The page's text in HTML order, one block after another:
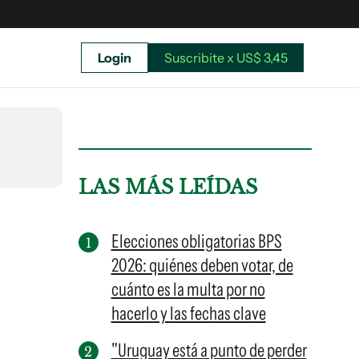
Suscribite x US$ 3,45
Login Suscribite x US$ 3,45
LAS MÁS LEÍDAS
Elecciones obligatorias BPS
2026: quiénes deben votar, de
cuánto es la multa por no
hacerlo y las fechas clave
"Uruguay está a punto de perder